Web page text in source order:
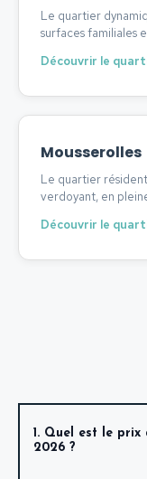
Le quartier
surfaces familiales
Découvrir le
Mousserolles
Le quartier
verdoyant, en
Découvrir le
1. Quel est le prix
2026 ?